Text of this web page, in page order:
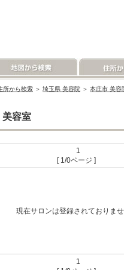
所から検索 ＞ 埼玉県 美容院 ＞ 本庄市 美容
美容室
1
[ 1/0ページ ]
現在サロンは登録されておりま
1